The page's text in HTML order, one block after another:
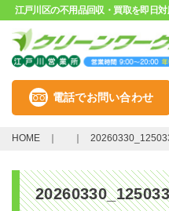
江戸川区の不用品回収・買取を即日
電話でお問い合わせ
HOME
20260330_125033